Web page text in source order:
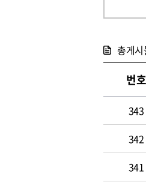
총게
번호
343
342
341